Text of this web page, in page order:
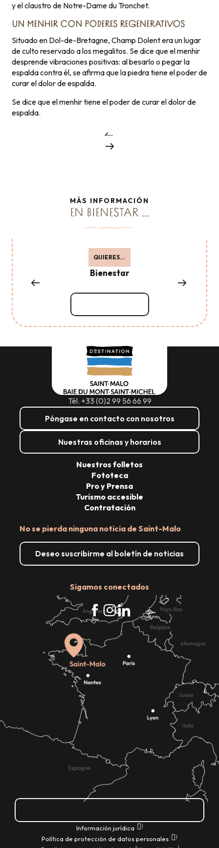
y el claustro de Notre-Dame du Tronchet.
UN MENHIR CON PODERES REGENERATIVOS
Situado en Dol-de-Bretagne, Champ Dolent era un lugar
de culto reservado a los megalitos. Se dice que el menhir
desprende vibraciones positivas: al besarlo o pegar la
espalda contra él, se afirma que la piedra tiene el poder de
curar el dolor de espalda.
Se dice que el menhir tiene el poder de curar el dolor de
espalda.
MÁS INFORMACIÓN
EN BIENESTAR ...
QUIERES...
Bienestar
Tél. +33 (0)2 99 56 66 99
Póngase en contacto con nosotros
Nuestras oficinas y horarios
No se pierda ninguna noticia de Saint-Malo
Deseo suscribirme al boletín de noticias
Sigamos conectados
Nuestros folletos
Fototeca
Pro y Prensa
Turismo accesible
Contratación
Información jurídica |
Política de protección de datos personales |